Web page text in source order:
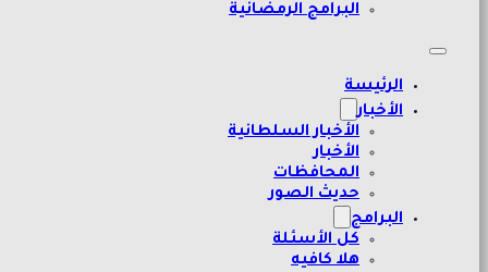
البرامج الرمضانية
الرئيسة
الأخبار
الأخبار السلطانية
الأخبار
المحافظات
حديث الصور
البرامج
كل الأسئلة
هلا كافيه